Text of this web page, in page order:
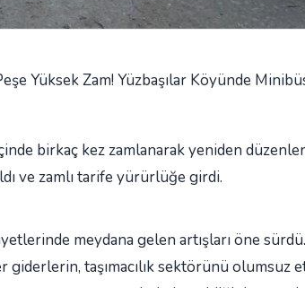
Yüksek Zam! Yüzbaşılar Köyünde
birkaç kez zamlanarak yeniden
ve zamlı tarife yürürlüğe girdi.
meydana gelen artışları öne
giderlerin, taşımacılık sektörünü olumsuz